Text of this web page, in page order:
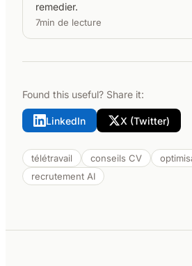
remedier.
7min de lecture
Found this useful? Share it:
LinkedIn X (Twitter)
télétravail conseils CV
recrutement AI